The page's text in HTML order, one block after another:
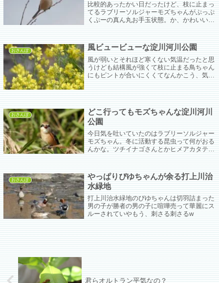
比較的あったかい日だったけど、枝に止まっ
てるラブリーソルジャーモズちゃんがぷっぷ
くぷーの真ん丸お手玉状態。か、かわいい。
おさんぽ 風ビュービューな淀川河川公園
風が弱いとそれほど寒くない気温だったと思
うけども結構風が強くて枝に止まる鳥ちゃん
にもピントが合いにくくてなんかこう、気分
チさんもいない。
おさんぽ
どこ行ってもモズちゃんな淀川河川
公園
今日気を吐いていたのはラブリーソルジャー
モズちゃん。冬に活動する昆虫って何がおる
んかな。ツチイナゴさんとかヒメアカタテハ
ってきたら食べてくれるんやろか？
おさんぽ
やっぱりぴゆちゃんが余る打上川治
水緑地
打上川治水緑地のぴゆちゃんは切羽詰まった
男の子が勝者の男の子に喧嘩売って華麗にス
ルーされていやもう、刺さる刺さるw
君らオルトラン平気なの？